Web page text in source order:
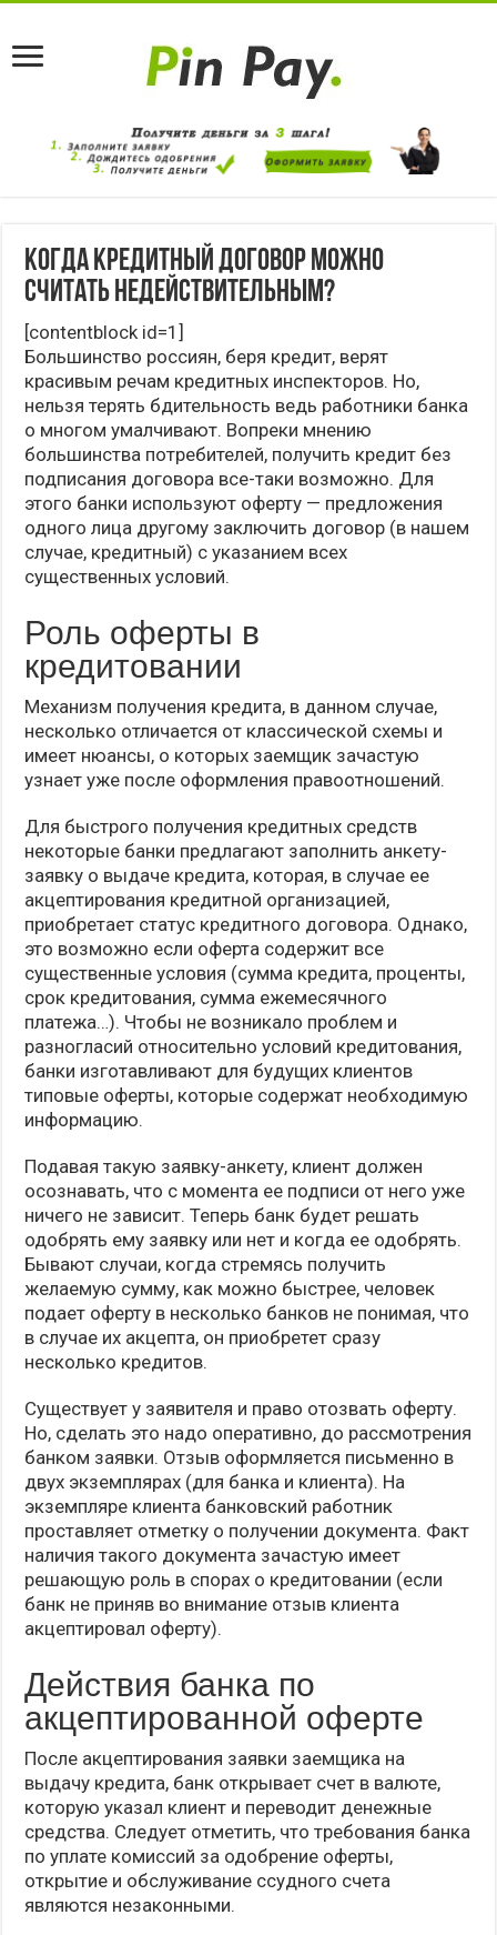
Когда кредитный договор можно
считать недействительным?
[contentblock id=1]
Большинство россиян, беря кредит, верят
красивым речам кредитных инспекторов. Но,
нельзя терять бдительность ведь работники банка
о многом умалчивают. Вопреки мнению
большинства потребителей, получить кредит без
подписания договора все-таки возможно. Для
этого банки используют оферту — предложения
одного лица другому заключить договор (в нашем
случае, кредитный) с указанием всех
существенных условий.
Роль оферты в
кредитовании
Механизм получения кредита, в данном случае,
несколько отличается от классической схемы и
имеет нюансы, о которых заемщик зачастую
узнает уже после оформления правоотношений.
Для быстрого получения кредитных средств
некоторые банки предлагают заполнить анкету-
заявку о выдаче кредита, которая, в случае ее
акцептирования кредитной организацией,
приобретает статус кредитного договора. Однако,
это возможно если оферта содержит все
существенные условия (сумма кредита, проценты,
срок кредитования, сумма ежемесячного
платежа…). Чтобы не возникало проблем и
разногласий относительно условий кредитования,
банки изготавливают для будущих клиентов
типовые оферты, которые содержат необходимую
информацию.
Подавая такую заявку-анкету, клиент должен
осознавать, что с момента ее подписи от него уже
ничего не зависит. Теперь банк будет решать
одобрять ему заявку или нет и когда ее одобрять.
Бывают случаи, когда стремясь получить
желаемую сумму, как можно быстрее, человек
подает оферту в несколько банков не понимая, что
в случае их акцепта, он приобретет сразу
несколько кредитов.
Существует у заявителя и право отозвать оферту.
Но, сделать это надо оперативно, до рассмотрения
банком заявки. Отзыв оформляется письменно в
двух экземплярах (для банка и клиента). На
экземпляре клиента банковский работник
проставляет отметку о получении документа. Факт
наличия такого документа зачастую имеет
решающую роль в спорах о кредитовании (если
банк не приняв во внимание отзыв клиента
акцептировал оферту).
Действия банка по
акцептированной оферте
После акцептирования заявки заемщика на
выдачу кредита, банк открывает счет в валюте,
которую указал клиент и переводит денежные
средства. Следует отметить, что требования банка
по уплате комиссий за одобрение оферты,
открытие и обслуживание ссудного счета
являются незаконными.